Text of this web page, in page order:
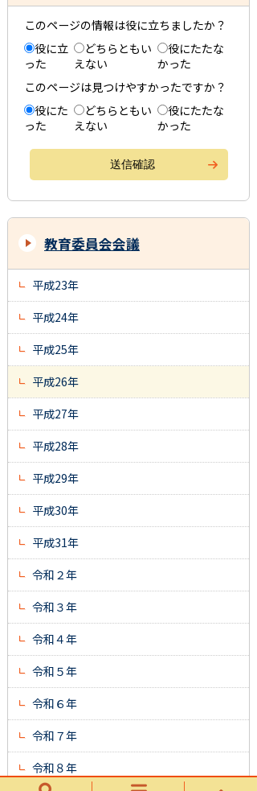
このページの情報は役に立ちましたか？
役に立
った
どちらともい
えない
役にたたな
かった
このページは見つけやすかったですか？
役にた
った
どちらともい
えない
役にたたな
かった
教育委員会会議
平成23年
平成24年
平成25年
平成26年
平成27年
平成28年
平成29年
平成30年
平成31年
令和２年
令和３年
令和４年
令和５年
令和６年
令和７年
令和８年